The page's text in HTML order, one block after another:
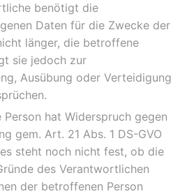
benötigt die
Daten für die Zwecke der
länger, die betroffene
sie jedoch zur
Ausübung oder Verteidigung
hat Widerspruch gegen
gem. Art. 21 Abs. 1 DS-GVO
steht noch nicht fest, ob die
des Verantwortlichen
der betroffenen Person